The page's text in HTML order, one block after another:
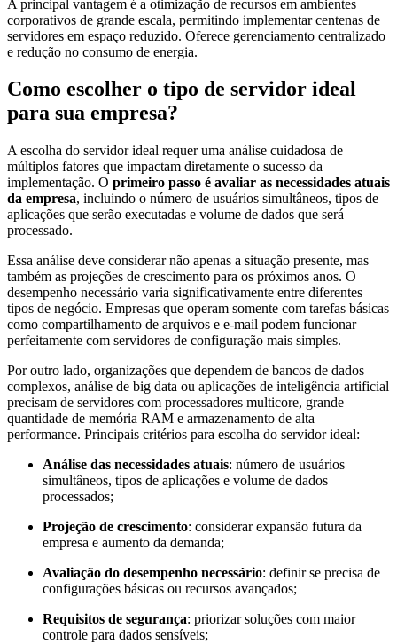
A principal vantagem é a otimização de recursos em ambientes
corporativos de grande escala, permitindo implementar centenas de
servidores em espaço reduzido. Oferece gerenciamento centralizado
e redução no consumo de energia.
Como escolher o tipo de servidor ideal
para sua empresa?
A escolha do servidor ideal requer uma análise cuidadosa de
múltiplos fatores que impactam diretamente o sucesso da
implementação. O primeiro passo é avaliar as necessidades atuais
da empresa, incluindo o número de usuários simultâneos, tipos de
aplicações que serão executadas e volume de dados que será
processado.
Essa análise deve considerar não apenas a situação presente, mas
também as projeções de crescimento para os próximos anos. O
desempenho necessário varia significativamente entre diferentes
tipos de negócio. Empresas que operam somente com tarefas básicas
como compartilhamento de arquivos e e-mail podem funcionar
perfeitamente com servidores de configuração mais simples.
Por outro lado, organizações que dependem de bancos de dados
complexos, análise de big data ou aplicações de inteligência artificial
precisam de servidores com processadores multicore, grande
quantidade de memória RAM e armazenamento de alta
performance. Principais critérios para escolha do servidor ideal:
Análise das necessidades atuais: número de usuários
simultâneos, tipos de aplicações e volume de dados
processados;
Projeção de crescimento: considerar expansão futura da
empresa e aumento da demanda;
Avaliação do desempenho necessário: definir se precisa de
configurações básicas ou recursos avançados;
Requisitos de segurança: priorizar soluções com maior
controle para dados sensíveis;